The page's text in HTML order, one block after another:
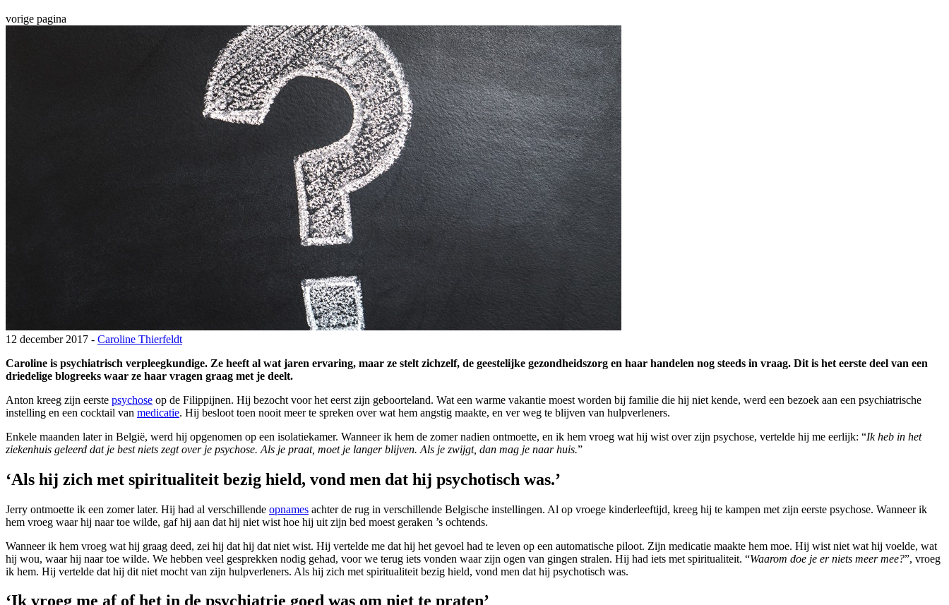
vorige pagina
12 december 2017 - Caroline Thierfeldt
Caroline is psychiatrisch verpleegkundige. Ze heeft al wat jaren ervaring, maar ze stelt zichzelf, de geestelijke gezondheidszorg en haar handelen nog steeds in vraag. Dit is het eerste deel van een
driedelige blogreeks waar ze haar vragen graag met je deelt.
Anton kreeg zijn eerste psychose op de Filippijnen. Hij bezocht voor het eerst zijn geboorteland. Wat een warme vakantie moest worden bij familie die hij niet kende, werd een bezoek aan een psychiatrische
instelling en een cocktail van medicatie. Hij besloot toen nooit meer te spreken over wat hem angstig maakte, en ver weg te blijven van hulpverleners.
Enkele maanden later in België, werd hij opgenomen op een isolatiekamer. Wanneer ik hem de zomer nadien ontmoette, en ik hem vroeg wat hij wist over zijn psychose, vertelde hij me eerlijk: “Ik heb in het
ziekenhuis geleerd dat je best niets zegt over je psychose. Als je praat, moet je langer blijven. Als je zwijgt, dan mag je naar huis.”
‘Als hij zich met spiritualiteit bezig hield, vond men dat hij psychotisch was.’
Jerry ontmoette ik een zomer later. Hij had al verschillende opnames achter de rug in verschillende Belgische instellingen. Al op vroege kinderleeftijd, kreeg hij te kampen met zijn eerste psychose. Wanneer ik
hem vroeg waar hij naar toe wilde, gaf hij aan dat hij niet wist hoe hij uit zijn bed moest geraken ’s ochtends.
Wanneer ik hem vroeg wat hij graag deed, zei hij dat hij dat niet wist. Hij vertelde me dat hij het gevoel had te leven op een automatische piloot. Zijn medicatie maakte hem moe. Hij wist niet wat hij voelde, wat
hij wou, waar hij naar toe wilde. We hebben veel gesprekken nodig gehad, voor we terug iets vonden waar zijn ogen van gingen stralen. Hij had iets met spiritualiteit. “Waarom doe je er niets meer mee?”, vroeg
ik hem. Hij vertelde dat hij dit niet mocht van zijn hulpverleners. Als hij zich met spiritualiteit bezig hield, vond men dat hij psychotisch was.
‘Ik vroeg me af of het in de psychiatrie goed was om niet te praten’